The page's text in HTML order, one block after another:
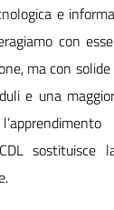
e
con
ma con
e una
sostituisce